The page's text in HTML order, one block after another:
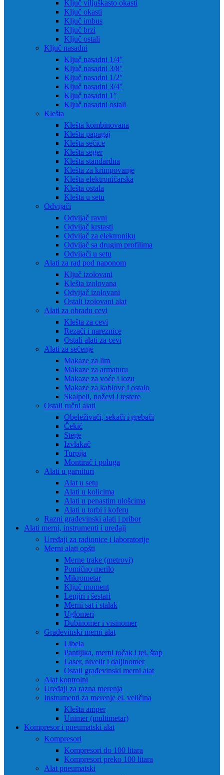
Ključ viljuškasto okasti
Ključ okasti
Ključ imbus
Ključ brzi
Ključ ostali
Ključ nasadni
Ključ nasadni 1/4″
Ključ nasadni 3/8″
Ključ nasadni 1/2″
Ključ nasadni 3/4″
Ključ nasadni 1″
Ključ nasadni ostali
Klešta
Klešta kombinovana
Klešta papagaj
Klešta sečice
Klešta seger
Klešta standardna
Klešta za krimpovanje
Klešta elektroničarska
Klešta ostala
Klešta u setu
Odvijači
Odvijač ravni
Odvijač krstasti
Odvijač za elektroniku
Odvijač sa drugim profilima
Odvijači u setu
Alati za rad pod naponom
Ključ izolovani
Klešta izolovana
Odvijač izolovani
Ostali izolovani alat
Alati za obradu cevi
Klešta za cevi
Rezači i nareznice
Ostali alati za cevi
Alati za sečenje
Makaze za lim
Makaze za armaturu
Makaze za voće i lozu
Makaze za kablove i ostalo
Skalpeli, noževi i testere
Ostali ručni alati
Obeleživači, sekači i grebači
Čekić
Stege
Izvlakač
Turpija
Montirač i poluga
Alati u garnituri
Alat u setu
Alati u kolicima
Alati u penastim ulošcima
Alati u torbi i koferu
Razni građevinski alati i pribor
Alati merni, instrumenti i uređaji
Uređaji za radionice i laboratorije
Merni alati opšti
Merne trake (metrovi)
Pomično merilo
Mikrometar
Ključ moment
Lenjiri i šestari
Merni sat i stalak
Uglomeri
Dubinomer i visinomer
Građevinski merni alat
Libela
Pantljika, merni točak i tel. štap
Laser, nivelir i daljinomer
Ostali građevinski merni alat
Alat kontrolni
Uređaji za razna merenja
Instrumenti za merenje el. veličina
Klešta amper
Unimer (multimetar)
Kompresor i pneumatski alat
Kompresori
Kompresori do 100 litara
Kompresori preko 100 litara
Alat pneumatski